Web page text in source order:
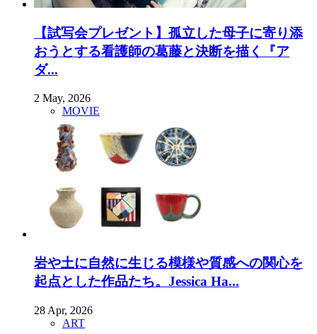
【試写会プレゼント】孤立した母子に寄り添
おうとする看護師の葛藤と決断を描く『ア
ダ...
2 May, 2026
MOVIE
岩や土に自然に生じる模様や質感への関心を
起点とした作品たち。Jessica Ha...
28 Apr, 2026
ART